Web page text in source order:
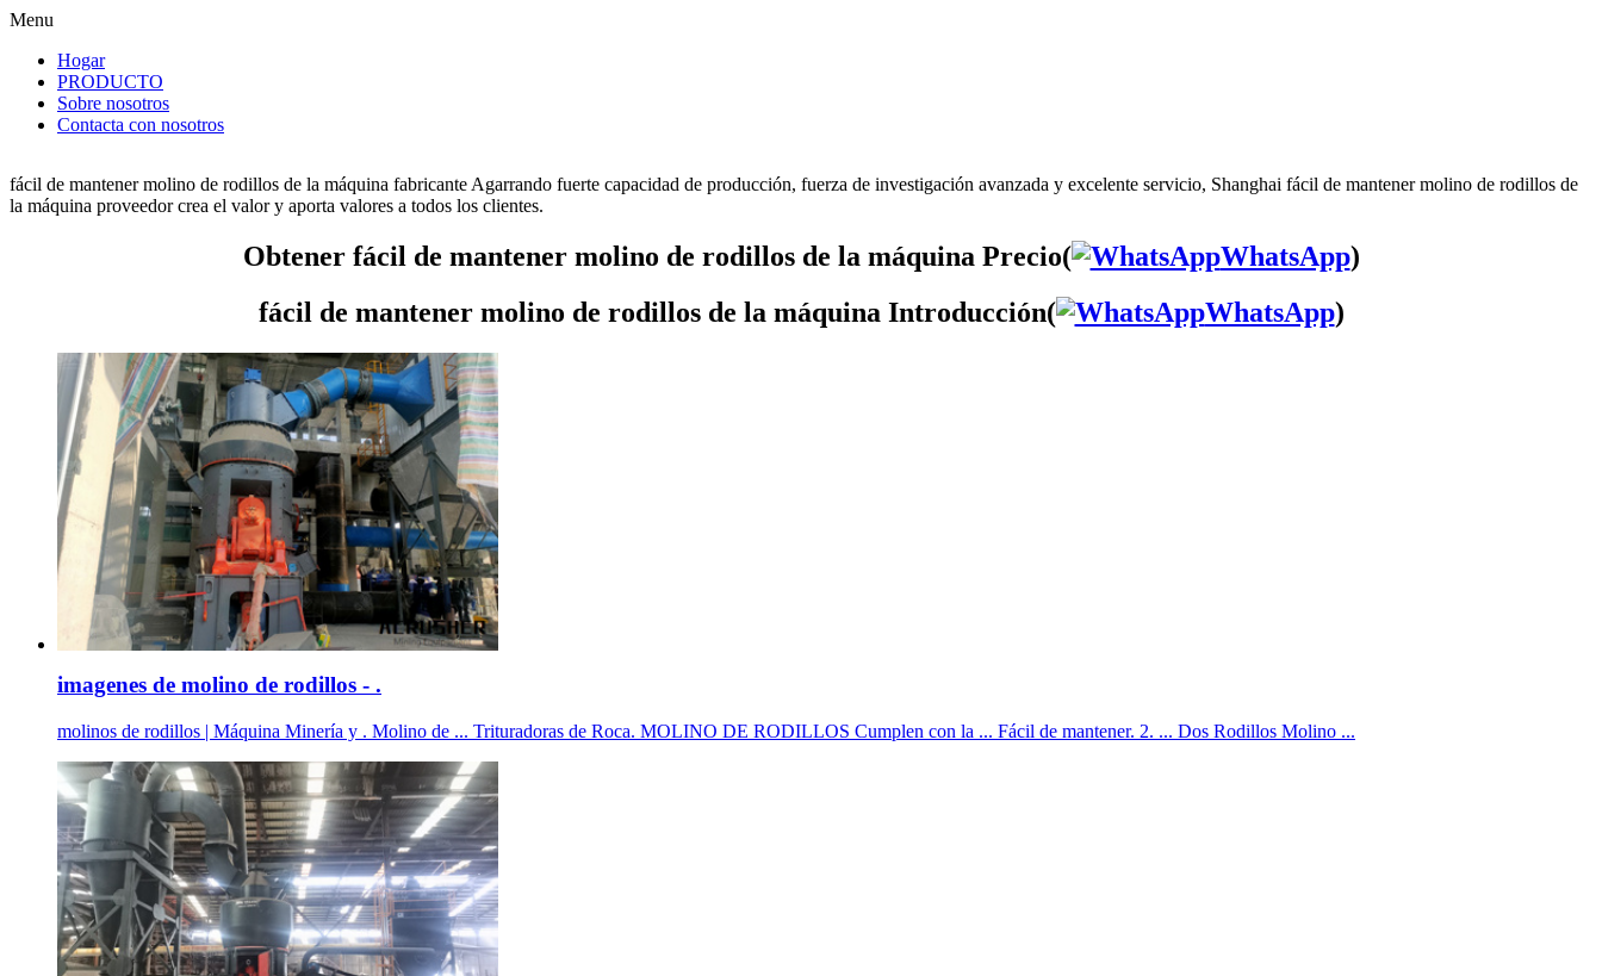
Menu
Hogar
PRODUCTO
Sobre nosotros
Contacta con nosotros
fácil de mantener molino de rodillos de la máquina fabricante Agarrando fuerte capacidad de producción, fuerza de investigación avanzada y excelente servicio, Shanghai fácil de mantener molino de rodillos de
la máquina proveedor crea el valor y aporta valores a todos los clientes.
Obtener fácil de mantener molino de rodillos de la máquina Precio( WhatsApp)
fácil de mantener molino de rodillos de la máquina Introducción(
WhatsApp)
imagenes de molino de rodillos - .
molinos de rodillos | Máquina Minería y . Molino de ... Trituradoras de Roca. MOLINO DE RODILLOS Cumplen con la ... Fácil de mantener. 2. ... Dos Rodillos Molino ...